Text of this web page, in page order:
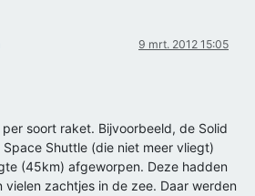
9 mrt. 2012 15:05
soort raket. Bijvoorbeeld, de Solid
Shuttle (die niet meer vliegt)
(45km) afgeworpen. Deze hadden
vielen zachtjes in de zee. Daar werden